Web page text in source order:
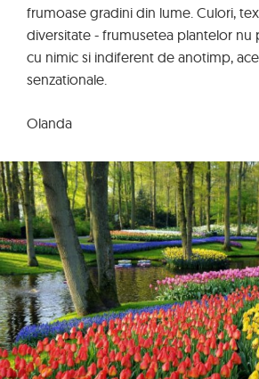
frumoase gradini din lume. Culori,
diversitate - frumusetea plantelor nu
cu nimic si indiferent de anotimp,
senzationale.
Olanda